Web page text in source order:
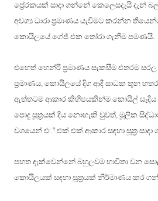
ප්‍රේරකයක් සාදා ගන්නේ කෙලෙසදැයි දැන්
අවශ්‍ය ධාරා ප්‍රමාණය යැවීමට කරන්න
කොයිලයේ ගේජ් එක තෝරා ගැනීම පමණයි.
එහෙත් හෙන්රි ප්‍රමාණය සැකසීම එතරම සරල
ප්‍රමාණය, කොයිලයේ දිග ආදී සාධක තුන
ඇත්තටම ආකාර කිහිපයකින්ම කොයිල් සෑදිය
පොදු සූත්‍රයක් දිය නොහැකි වුවත්, මූලික
වශයෙන් එ් එක් එක් ආකාර සඳහා සූත්‍ර සාදා
පහත දැක්වෙන්නේ බහුලවම භාවිතා වන
කොයිලයක් සඳහා සූත්‍රයක් නිර්මාණය කර